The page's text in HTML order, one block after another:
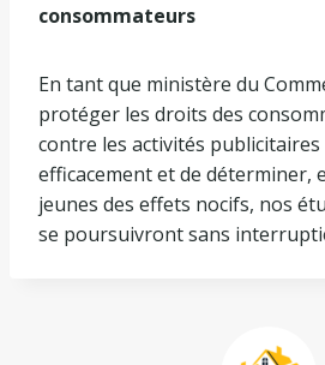
consommateurs
En tant que ministère du
protéger les droits des
contre les activités publicitaires
efficacement et de déterminer,
jeunes des effets nocifs, nos
se poursuivront sans